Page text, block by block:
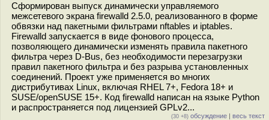
Сформирован выпуск динамически управляемого
межсетевого экрана firewalld 2.5.0, реализованного в форме
обвязки над пакетными фильтрами nftables и iptables.
Firewalld запускается в виде фонового процесса,
позволяющего динамически изменять правила пакетного
фильтра через D-Bus, без необходимости перезагрузки
правил пакетного фильтра и без разрыва установленных
соединений. Проект уже применяется во многих
дистрибутивах Linux, включая RHEL 7+, Fedora 18+ и
SUSE/openSUSE 15+. Код firewalld написан на языке Python
и распространяется под лицензией GPLv2...
(30 +8) обсуждение | весь текст